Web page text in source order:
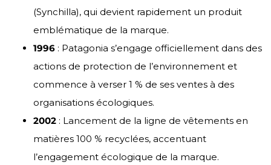
(Synchilla), qui devient rapidement un produit
emblématique de la marque.
1996 : Patagonia s’engage officiellement dans des
actions de protection de l’environnement et
commence à verser 1 % de ses ventes à des
organisations écologiques.
2002 : Lancement de la ligne de vêtements en
matières 100 % recyclées, accentuant
l’engagement écologique de la marque.